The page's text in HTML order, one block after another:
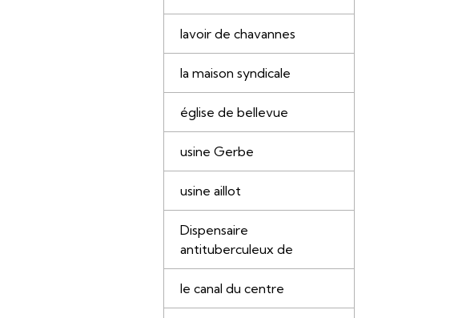
lavoir de chavannes
la maison syndicale
église de bellevue
usine Gerbe
usine aillot
Dispensaire
antituberculeux de
le canal du centre